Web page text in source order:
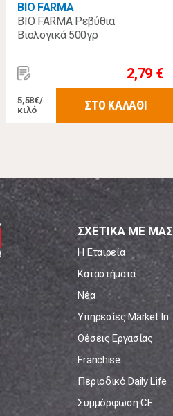
BIO FARMA
BIO FARMA Ρεβύθια
Βιολογικά 500γρ
2,79 €
5,58€/
κιλό
ΣΤΟ ΚΑΛΑΘΙ
ΣΧΕΤΙΚΑ ΜΕ ΜΑΣ
Η Εταιρεία
Καταστήματα
Νέα
Υπηρεσίες Market In
Θέσεις Εργασίας
Franchise
Περιοδικό Daily Life
Συμμόρφωση CE